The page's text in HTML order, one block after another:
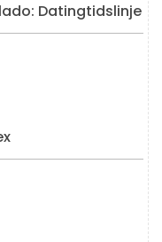
Datingtidslinje